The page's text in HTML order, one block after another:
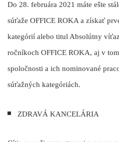
Do 28. februára 2021 máte ešte
súťaže OFFICE ROKA a získať
kategórií alebo titul Absolútny
ročníkoch OFFICE ROKA, aj v
spoločnosti a ich nominované
súťažných kategóriách.
ZDRAVÁ KANCELÁRIA